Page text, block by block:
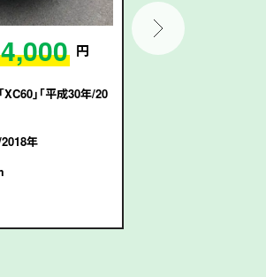
円
XC60｣｢平成30年/20
年